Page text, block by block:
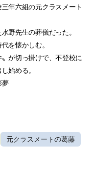
年六組の元クラスメート
野先生の葬儀だった。
を懐かしむ。
が切っ掛けで、不登校に
始める。
元クラスメートの葛藤